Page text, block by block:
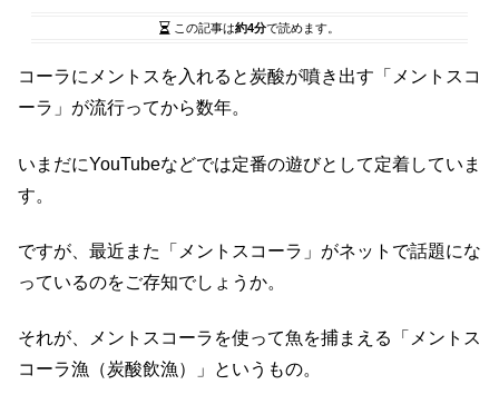
この記事は約4分で読めます。
コーラにメントスを入れると炭酸が噴き出す「メントスコ
ーラ」が流行ってから数年。
いまだにYouTubeなどでは定番の遊びとして定着していま
す。
ですが、最近また「メントスコーラ」がネットで話題にな
っているのをご存知でしょうか。
それが、メントスコーラを使って魚を捕まえる「メントス
コーラ漁（炭酸飲漁）」というもの。